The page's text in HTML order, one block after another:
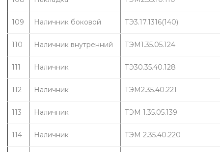
109 Наличник боковой ТЭ3.17.1316(140)
110 Наличник внутренний ТЭМ1.35.05.124
111 Наличник ТЭ30.35.40.128
112 Наличник ТЭМ2.35.40.221
113 Наличник ТЭМ 1.35.05.139
114 Наличник ТЭМ 2.35.40.220